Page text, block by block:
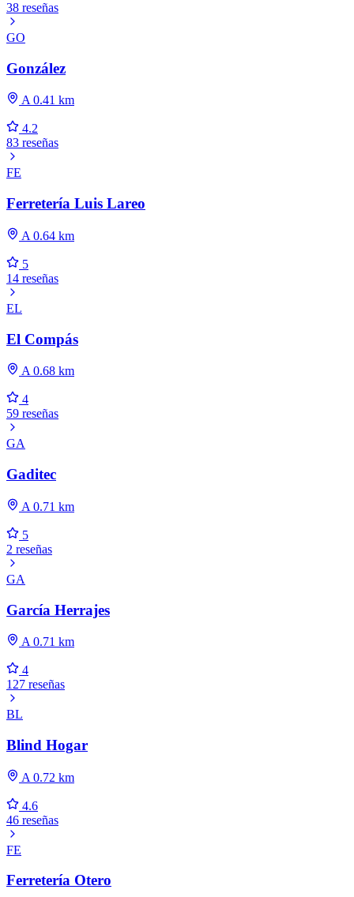
38 reseñas
GO
González
A 0.41 km
4.2
83 reseñas
FE
Ferretería Luis Lareo
A 0.64 km
5
14 reseñas
EL
El Compás
A 0.68 km
4
59 reseñas
GA
Gaditec
A 0.71 km
5
2 reseñas
GA
García Herrajes
A 0.71 km
4
127 reseñas
BL
Blind Hogar
A 0.72 km
4.6
46 reseñas
FE
Ferretería Otero